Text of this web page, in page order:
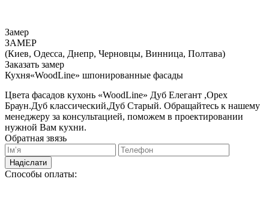
Замер
ЗАМЕР
(Киев, Одесса, Днепр, Черновцы, Винница, Полтава)
Заказать замер
Кухня«WoodLine» шпонированные фасады
Цвета фасадов кухонь «WoodLine» Дуб Елегант ,Орех
Браун.Дуб классический,Дуб Старый. Обращайтесь к нашему
менеджеру за консультацией, поможем в проектировании
нужной Вам кухни.
Обратная звязь
Надіслати
Способы оплаты: